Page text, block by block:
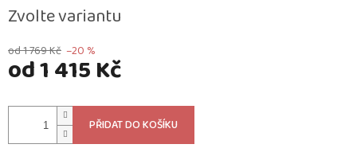
od 1 769 Kč –20 %
od1 415 Kč
cena:
Zvolte variantu
PŘIDAT DO KOŠÍKU